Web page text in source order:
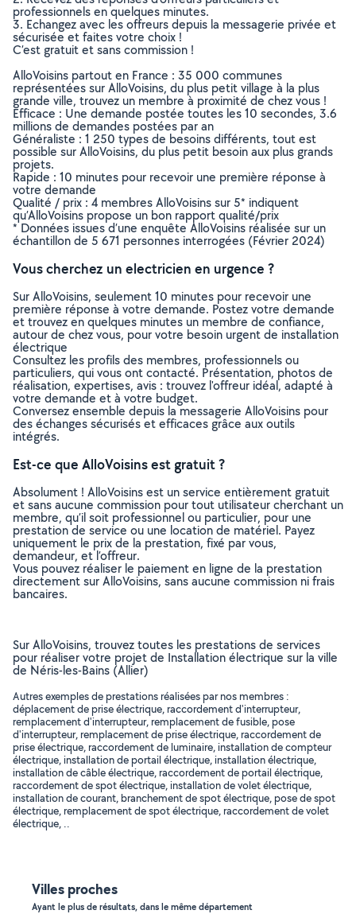
professionnels en quelques minutes.
3. Echangez avec les offreurs depuis la messagerie privée et
sécurisée et faites votre choix !
C’est gratuit et sans commission !
AlloVoisins partout en France : 35 000 communes
représentées sur AlloVoisins, du plus petit village à la plus
grande ville, trouvez un membre à proximité de chez vous !
Efficace : Une demande postée toutes les 10 secondes, 3.6
millions de demandes postées par an
Généraliste : 1 250 types de besoins différents, tout est
possible sur AlloVoisins, du plus petit besoin aux plus grands
projets.
Rapide : 10 minutes pour recevoir une première réponse à
votre demande
Qualité / prix : 4 membres AlloVoisins sur 5* indiquent
qu’AlloVoisins propose un bon rapport qualité/prix
* Données issues d’une enquête AlloVoisins réalisée sur un
échantillon de 5 671 personnes interrogées (Février 2024)
Vous cherchez un electricien en urgence ?
Sur AlloVoisins, seulement 10 minutes pour recevoir une
première réponse à votre demande. Postez votre demande
et trouvez en quelques minutes un membre de confiance,
autour de chez vous, pour votre besoin urgent de installation
électrique
Consultez les profils des membres, professionnels ou
particuliers, qui vous ont contacté. Présentation, photos de
réalisation, expertises, avis : trouvez l'offreur idéal, adapté à
votre demande et à votre budget.
Conversez ensemble depuis la messagerie AlloVoisins pour
des échanges sécurisés et efficaces grâce aux outils
intégrés.
Est-ce que AlloVoisins est gratuit ?
Absolument ! AlloVoisins est un service entièrement gratuit
et sans aucune commission pour tout utilisateur cherchant un
membre, qu’il soit professionnel ou particulier, pour une
prestation de service ou une location de matériel. Payez
uniquement le prix de la prestation, fixé par vous,
demandeur, et l’offreur.
Vous pouvez réaliser le paiement en ligne de la prestation
directement sur AlloVoisins, sans aucune commission ni frais
bancaires.
Sur AlloVoisins, trouvez toutes les prestations de services
pour réaliser votre projet de Installation électrique sur la ville
de Néris-les-Bains (Allier)
Autres exemples de prestations réalisées par nos membres :
déplacement de prise électrique, raccordement d'interrupteur,
remplacement d'interrupteur, remplacement de fusible, pose
d'interrupteur, remplacement de prise électrique, raccordement de
prise électrique, raccordement de luminaire, installation de compteur
électrique, installation de portail électrique, installation électrique,
installation de câble électrique, raccordement de portail électrique,
raccordement de spot électrique, installation de volet électrique,
installation de courant, branchement de spot électrique, pose de spot
électrique, remplacement de spot électrique, raccordement de volet
électrique, ..
Villes proches
Ayant le plus de résultats, dans le même département